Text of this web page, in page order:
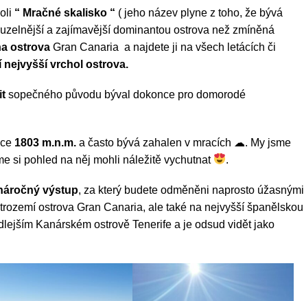
“ Mračné skalisko “ ( jeho název plyne z toho, že bývá
a zajímavější dominantou ostrova než zmíněná
ostrova Gran Canaria a najdete ji na všech letácích či
nejvyšší vrchol ostrova.
sopečného původu býval dokonce pro domorodé
1803 m.n.m. a často bývá zahalen v mracích ☁. My jsme
si pohled na něj mohli náležitě vychutnat .
výstup, za který budete odměněni naprosto úžasnými
ostrova Gran Canaria, ale také na nejvyšší španělskou
Kanárském ostrově Tenerife a je odsud vidět jako